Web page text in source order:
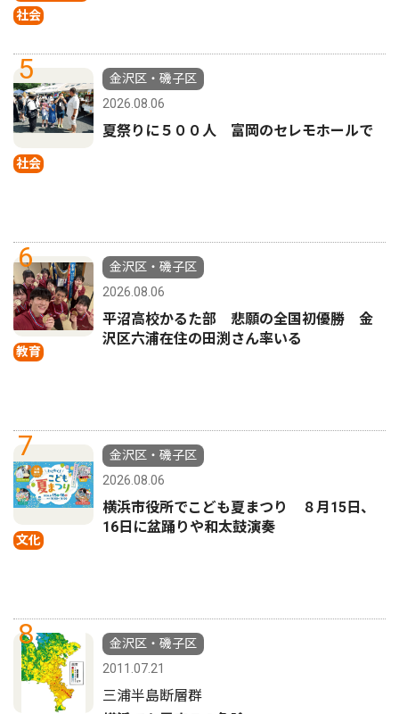
社会
5
社会
金沢区・磯子区
2026.08.06
夏祭りに５００人 富岡のセレモホールで
6
教育
金沢区・磯子区
2026.08.06
平沼高校かるた部 悲願の全国初優勝 金
沢区六浦在住の田渕さん率いる
7
文化
金沢区・磯子区
2026.08.06
横浜市役所でこども夏まつり ８月15日、
16日に盆踊りや和太鼓演奏
8
金沢区・磯子区
2011.07.21
三浦半島断層群